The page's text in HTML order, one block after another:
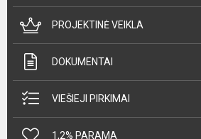
PROJEKTINĖ VEIKLA
DOKUMENTAI
VIEŠIEJI PIRKIMAI
1,2% PARAMA